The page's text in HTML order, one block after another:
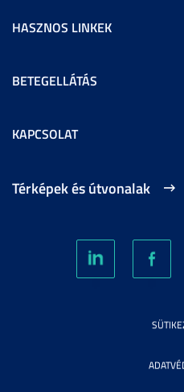
HASZNOS LINKEK
BETEGELLÁTÁS
KAPCSOLAT
Térképek és útvonalak